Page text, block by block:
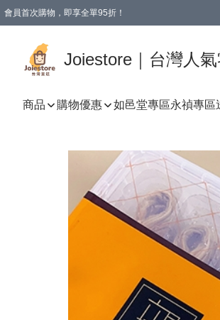
會員首次購物，即享全單95折！
Joiestore｜台灣人
商品 購物優惠 如邑堂專區永禎專區